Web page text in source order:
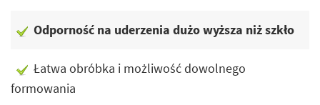
Odporność na uderzenia dużo wyższa niż szkło
Łatwa obróbka i możliwość dowolnego
formowania